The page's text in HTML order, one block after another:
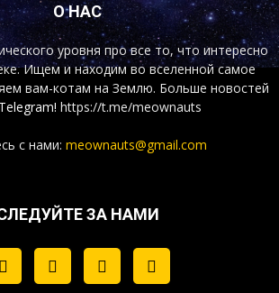
О НАС
уровня про все то, что интересно
Ищем и находим во вселенной самое
вам-котам на Землю. Больше новостей
https://t.me/meownauts
с нами: meownauts@gmail.com
ЗА НАМИ